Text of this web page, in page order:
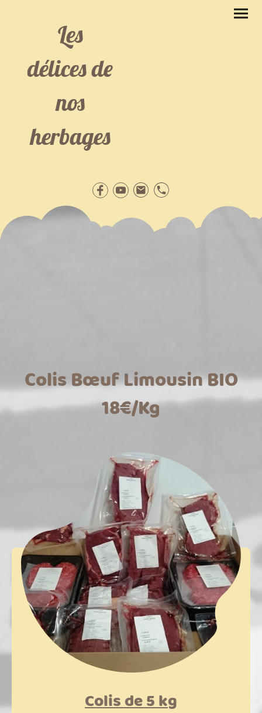
Les
délices de
nos
herbages
Colis Bœuf Limousin BIO
18€/Kg
Colis de 5 kg